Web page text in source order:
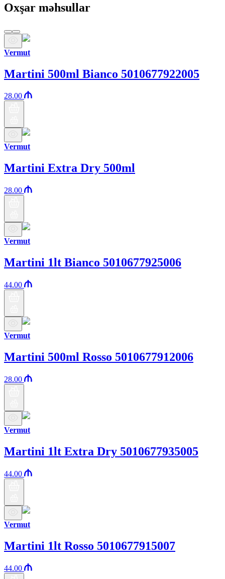
Oxşar məhsullar
Vermut
Martini 500ml Bianco 5010677922005
28.00
Vermut
Martini Extra Dry 500ml
28.00
Vermut
Martini 1lt Bianco 5010677925006
44.00
Vermut
Martini 500ml Rosso 5010677912006
28.00
Vermut
Martini 1lt Extra Dry 5010677935005
44.00
Vermut
Martini 1lt Rosso 5010677915007
44.00